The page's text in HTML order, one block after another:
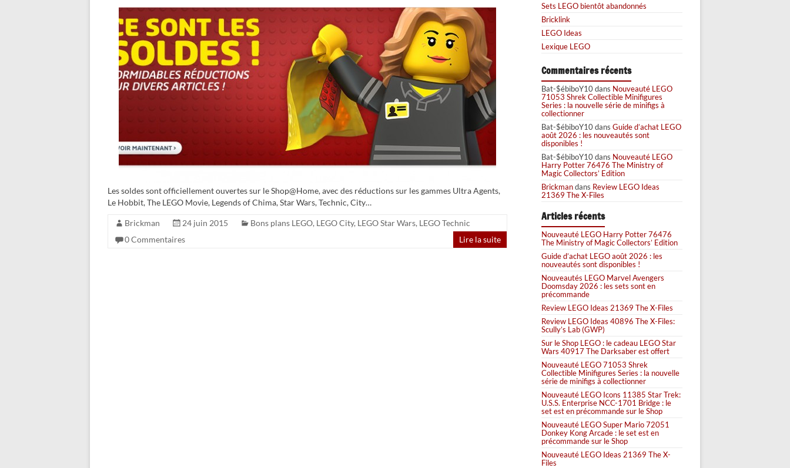
Les soldes sont officiellement ouvertes sur le Shop@Home, avec des réductions sur les gammes Ultra Agents,
Le Hobbit, The LEGO Movie, Legends of Chima, Star Wars, Technic, City…
Brickman 24 juin 2015 Bons plans LEGO, LEGO City, LEGO Star Wars, LEGO Technic
0 Commentaires
Lire la suite
Sets LEGO bientôt abandonnés
Bricklink
LEGO Ideas
Lexique LEGO
Commentaires récents
Bat-$ébiboY10dans Nouveauté LEGO
71053 Shrek Collectible Minifigures
Series : la nouvelle série de minifigs à
collectionner
Bat-$ébiboY10dans Guide d’achat LEGO
août 2026 : les nouveautés sont
disponibles !
Bat-$ébiboY10dans Nouveauté LEGO
Harry Potter 76476 The Ministry of
Magic Collectors’ Edition
Brickmandans Review LEGO Ideas
21369 The X-Files
Articles récents
Nouveauté LEGO Harry Potter 76476
The Ministry of Magic Collectors’ Edition
Guide d’achat LEGO août 2026 : les
nouveautés sont disponibles !
Nouveautés LEGO Marvel Avengers
Doomsday 2026 : les sets sont en
précommande
Review LEGO Ideas 21369 The X-Files
Review LEGO Ideas 40896 The X-Files:
Scully’s Lab (GWP)
Sur le Shop LEGO : le cadeau LEGO Star
Wars 40917 The Darksaber est offert
Nouveauté LEGO 71053 Shrek
Collectible Minifigures Series : la nouvelle
série de minifigs à collectionner
Nouveauté LEGO Icons 11385 Star Trek:
U.S.S. Enterprise NCC-1701 Bridge : le
set est en précommande sur le Shop
Nouveauté LEGO Super Mario 72051
Donkey Kong Arcade : le set est en
précommande sur le Shop
Nouveauté LEGO Ideas 21369 The X-
Files